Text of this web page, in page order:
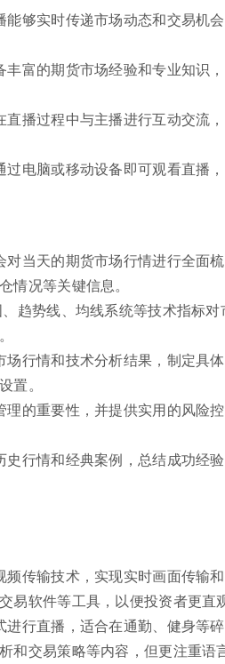
能够实时传递市场动态和交易机
丰富的期货市场经验和专业知识
直播过程中与主播进行互动交流
电脑或移动设备即可观看直播
对当天的期货市场行情进行全面
情况等关键信息。
趋势线、均线系统等技术指标
场行情和技术分析结果，制定具
置。
理的重要性，并提供实用的风险
史行情和经典案例，总结成功经
频传输技术，实现实时画面传输
易软件等工具，以便投资者更直
进行直播，适合在通勤、健身等
和交易策略等内容，但更注重语